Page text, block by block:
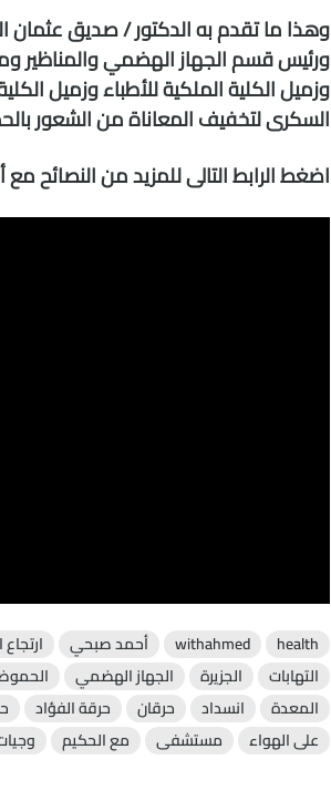
وهذا ما تقدم به الدكتور / صديق
ورئيس قسم الجهاز الهضمي والمناظير
وزميل الكلية الملكية للأطباء وزميل
السكرى لتخفيف المعاناة من الشعور
اضغط الرابط التالى للمزيد من النصائح
health
withahmed أحمد صبحي
التهابات
الجزيرة الجهاز الهضمي
المعدة
انسداد حرقان حرقة الفؤاد
على الهواء
مستشفى مع الحكيم